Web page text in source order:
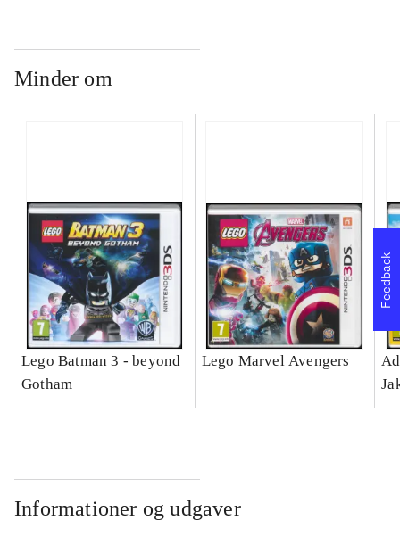
Minder om
Lego Batman 3 - beyond
Gotham
Lego Marvel Avengers
Informationer og udgaver
Feedback